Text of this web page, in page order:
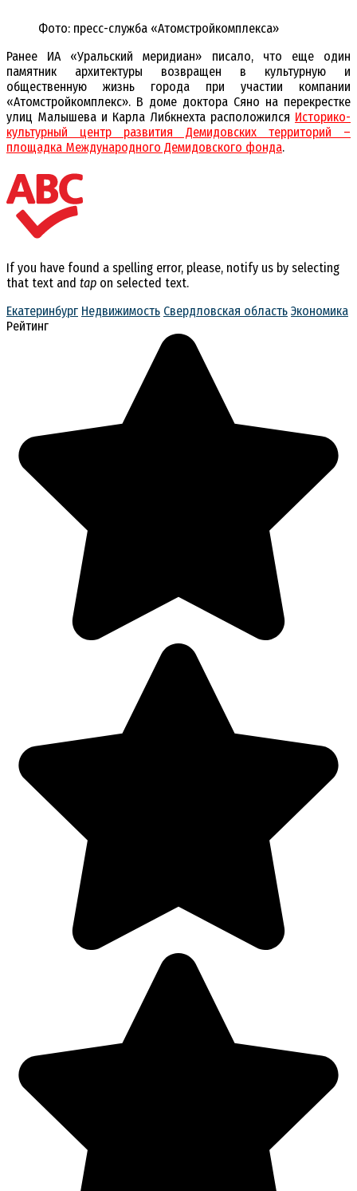
Фото: пресс-служба «Атомстройкомплекса»
Ранее ИА «Уральский меридиан» писало, что еще один
памятник архитектуры возвращен в культурную и
общественную жизнь города при участии компании
«Атомстройкомплекс». В доме доктора Сяно на перекрестке
улиц Малышева и Карла Либкнехта расположился Историко-
культурный центр развития Демидовских территорий –
площадка Международного Демидовского фонда.
If you have found a spelling error, please, notify us by selecting
that text and tap on selected text.
Екатеринбург Недвижимость Свердловская область Экономика
Рейтинг